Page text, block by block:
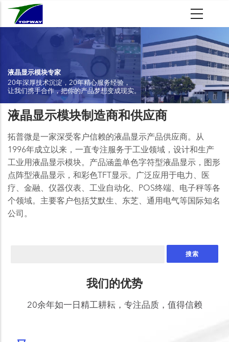
内
容
液晶显示模块专家
20年深厚技术沉淀，20年精心服务经验，
让我们携手合作，把你的产品梦想变成现实。
液晶显示模块制造商和供应商
拓普微是一家深受客户信赖的液晶显示产品供应商。从
1996年成立以来，一直专注服务于工业领域，设计和生产
工业用液晶显示模块。产品涵盖单色字符型液晶显示，图形
点阵型液晶显示，和彩色TFT显示。广泛应用于电力、医
疗、金融、仪器仪表、工业自动化、POS终端、电子秤等各
个领域。主要客户包括艾默生、东芝、通用电气等国际知名
公司。
我们的优势
20余年如一日精工耕耘，专注品质，值得信赖